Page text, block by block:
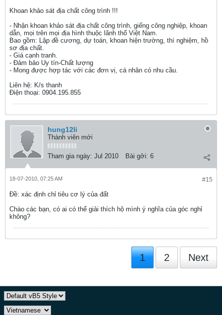
Khoan khảo sát địa chất công trình !!!
- Nhận khoan khảo sát địa chất công trình, giếng công nghiệp, khoan
dẫn, mọi trên mọi địa hình thuộc lãnh thổ Việt Nam.
Bao gồm: Lập đề cương, dự toán, khoan hiện trường, thí nghiệm, hồ
sơ địa chất.
- Giá cạnh tranh.
- Đảm bảo Uy tín-Chất lượng
- Mong được hợp tác với các đơn vị, cá nhân có nhu cầu.
Liên hệ: K/s thanh
Điện thoại: 0904.195.855
hung12li
Thành viên mới
Tham gia ngày: Jul 2010 Bài gởi: 6
#15
18-07-2010, 07:25 AM
Ðề: xác định chỉ tiêu cơ lý của đất
Chào các bạn, có ai có thể giải thích hộ mình ý nghĩa của góc nghỉ
không?
1 2 Next